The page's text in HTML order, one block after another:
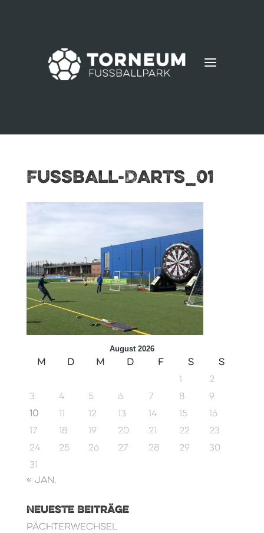
a
Fussball-Darts_01
August 2026
M D M D F S
S
1
2
3
4 5 6 7 8
9
10
11 12 13 14 15
16
17
18 19 20 21 22
23
24
25 26 27 28 29
30
31
« Jan.
Neueste Beiträge
Pächterwechsel